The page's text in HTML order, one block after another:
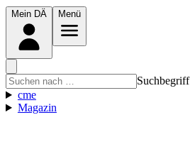
Mein DÄ Menü
Suchbegriff
cme
Magazin